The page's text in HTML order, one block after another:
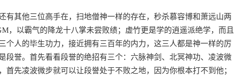
有其他三位高手在，扫地僧神一样的存在，秒杀慕容博和萧远山两
，以霸气的降龙十八掌未尝败绩；虚竹更是学的逍遥派绝学，而且
个人的毕生功力，接近拥有三百年的内力，这三人都是神一样的厉
段誉。首先看看段誉的绝招有三个：六脉神剑、北冥神功、凌波微
首先凌波微步就可以让段誉处于不败之地，因为你根本打不到他；